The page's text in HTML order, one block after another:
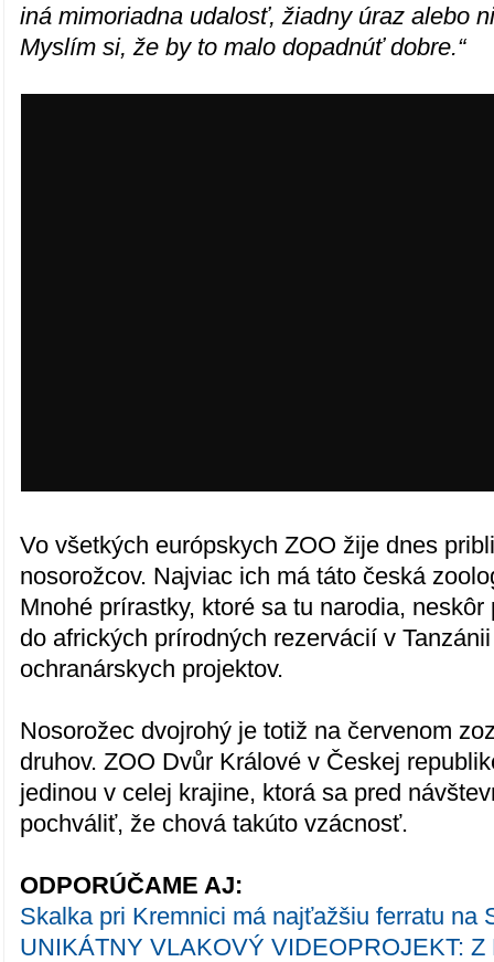
iná mimoriadna udalosť, žiadny úraz alebo
Myslím si, že by to malo dopadnúť dobre.“
Vo všetkých európskych ZOO žije dnes
nosorožcov. Najviac ich má táto česká
Mnohé prírastky, ktoré sa tu narodia,
do afrických prírodných rezervácií v
ochranárskych projektov.
Nosorožec dvojrohý je totiž na červenom
druhov. ZOO Dvůr Králové v Českej
jedinou v celej krajine, ktorá sa pred
pochváliť, že chová takúto vzácnosť.
ODPORÚČAME AJ:
Skalka pri Kremnici má najťažšiu ferratu na
UNIKÁTNY VLAKOVÝ VIDEOPROJEKT: Z